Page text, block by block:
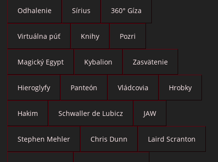
Odhalenie Sírius 360° Gíza
Virtuálna púť Knihy Pozri
Magický Egypt Kybalion Zasvätenie
Hieroglyfy Panteón Vládcovia Hrobky
Hakim Schwaller de Lubicz JAW
Stephen Mehler Chris Dunn Laird Scranton